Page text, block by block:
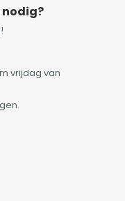
nodig?
vrijdag van